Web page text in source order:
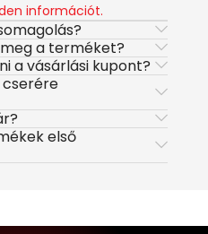
információt.
a terméket?
a vásárlási kupont?
első